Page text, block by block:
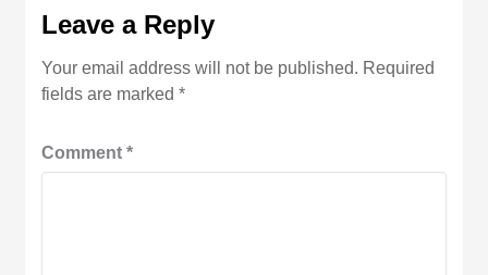
Leave a Reply
Your email address will not be published. Required
fields are marked*
Comment*